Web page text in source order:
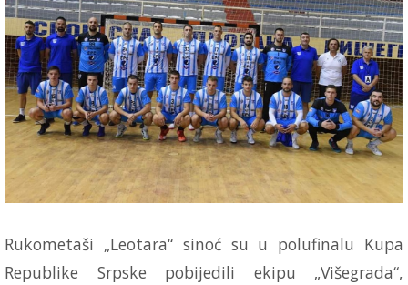
Rukometaši „Leotara“ sinoć su u polufinalu Kupa
Republike Srpske pobijedili ekipu „Višegrada“,